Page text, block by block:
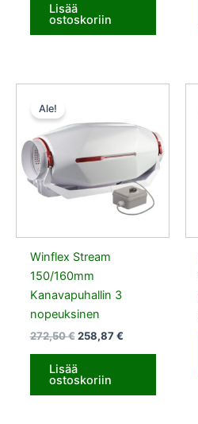
Lisää
ostoskoriin
Ale!
Winflex Stream
150/160mm
Kanavapuhallin 3
nopeuksinen
272,50€
272,50 €.
258,87€
258,87 €.
Lisää
ostoskoriin